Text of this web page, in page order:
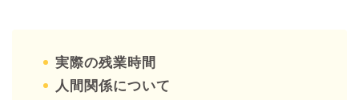
実際の残業時間
人間関係について